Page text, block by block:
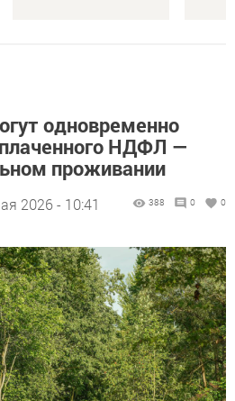
одновременно
НДФЛ —
проживании
2026 - 10:41 388 0 0